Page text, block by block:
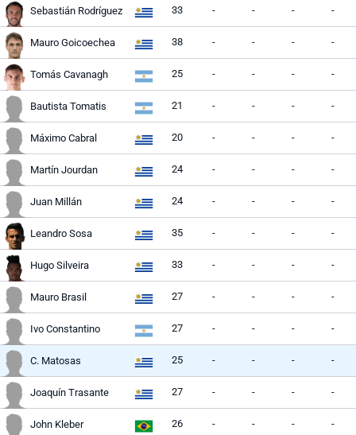
Sebastián Rodríguez 33 - - - -
Mauro Goicoechea 38 - - - -
Tomás Cavanagh 25 - - - -
Bautista Tomatis 21 - - - -
Máximo Cabral 20 - - - -
Martín Jourdan 24 - - - -
Juan Millán 24 - - - -
Leandro Sosa 35 - - - -
Hugo Silveira 33 - - - -
Mauro Brasil 27 - - - -
Ivo Constantino 27 - - - -
C. Matosas 25 - - - -
Joaquín Trasante 27 - - - -
John Kleber 26 - - - -